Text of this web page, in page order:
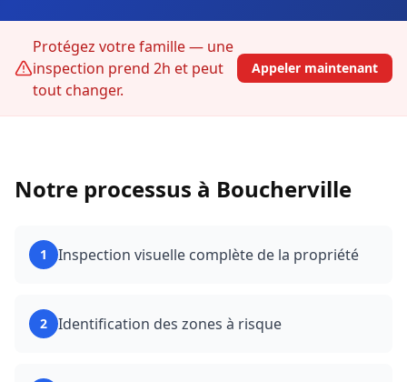
Protégez votre famille — une
inspection prend 2h et peut
tout changer.
Appeler maintenant
Notre processus à Boucherville
1 Inspection visuelle complète de la propriété
2 Identification des zones à risque